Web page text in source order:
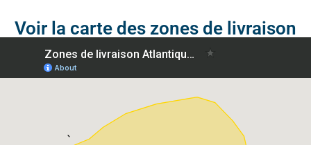
Voir la carte des zones de livraison